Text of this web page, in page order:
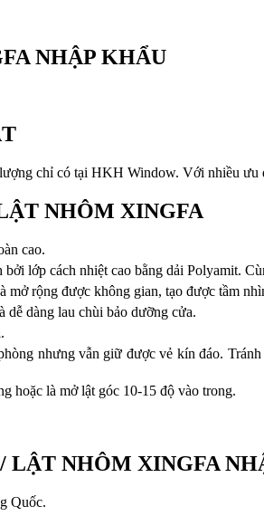
NHẬP KHẨU
chỉ có tại HKH Window. Với nhiều ưu
NHÔM XINGFA
cao.
lớp cách nhiệt cao bằng dải Polyamit.
rộng được không gian, tạo được tầm
dàng lau chùi bảo dưỡng cửa.
nhưng vẫn giữ được vẻ kín đáo.
hoặc là mở lật góc 10-15 độ vào trong.
LẬT NHÔM XINGFA
Quốc.